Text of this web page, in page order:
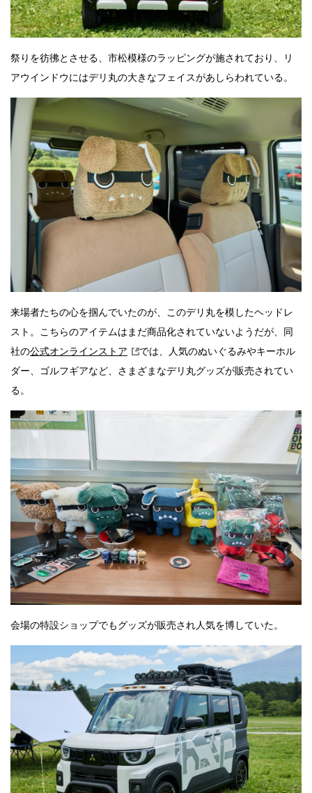
祭りを彷彿とさせる、市松模様のラッピングが施されており、リ
アウインドウにはデリ丸の大きなフェイスがあしらわれている。
来場者たちの心を掴んでいたのが、このデリ丸を模したヘッドレ
スト。こちらのアイテムはまだ商品化されていないようだが、同
社の公式オンラインストア
では、人気のぬいぐるみやキーホル
ダー、ゴルフギアなど、さまざまなデリ丸グッズが販売されてい
る。
会場の特設ショップでもグッズが販売され人気を博していた。